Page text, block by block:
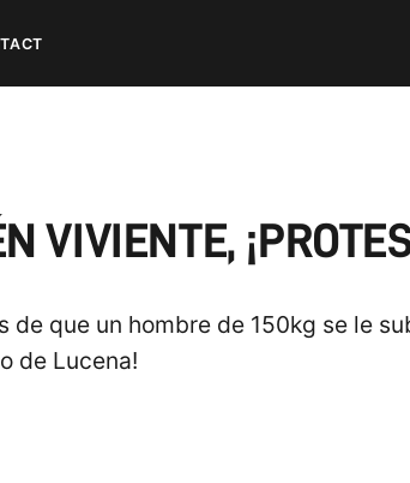
VIVIENTE,
que un hombre de 150kg se le
de Lucena!